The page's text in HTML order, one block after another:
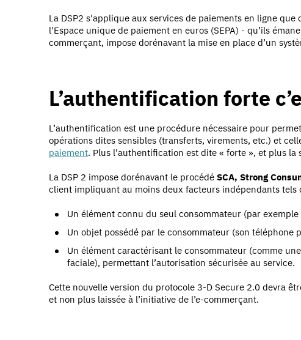
La DSP2 s'applique aux services de paiements en ligne
l'Espace unique de paiement en euros (SEPA) - qu’ils
commerçant, impose dorénavant la mise en place d’un
L’authentification forte
L’authentification est une procédure nécessaire pour
opérations dites sensibles (transferts, virements, etc.) et
paiement. Plus l’authentification est dite « forte », et plus la
La DSP 2 impose dorénavant le procédé SCA, Strong
client impliquant au moins deux facteurs indépendants tels
Un élément connu du seul consommateur (par exemple
Un objet possédé par le consommateur (son téléphone
Un élément caractérisant le consommateur (comme
faciale), permettant l’autorisation sécurisée au service.
Cette nouvelle version du protocole 3-D Secure 2.0 devra
et non plus laissée à l’initiative de l’e-commerçant.